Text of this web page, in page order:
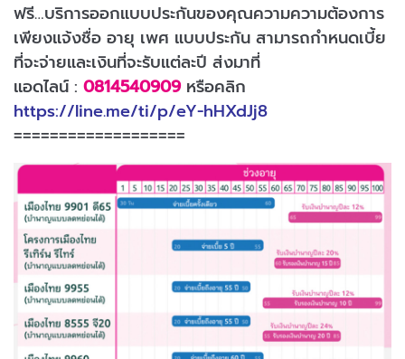
ฟรี…บริการออกแบบประกันของคุณความความต้องการ
เพียงแจ้งชื่อ อายุ เพศ แบบประกัน สามารถกำหนดเบี้ย
ที่จะจ่ายและเงินที่จะรับแต่ละปี ส่งมาที่
แอดไลน์ : 0814540909หรือคลิก
https://line.me/ti/p/eY-hHXdJj8
===================